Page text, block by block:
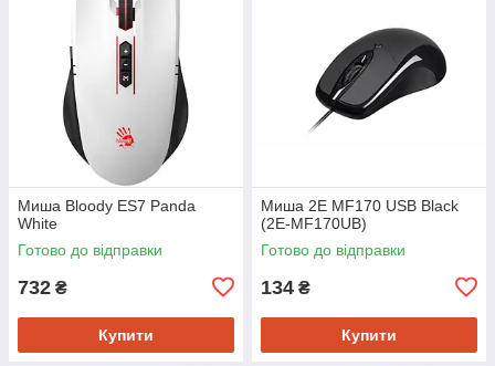
Миша Bloody ES7 Panda
White
Готово до відправки
732 ₴
Купити
Миша 2E MF170 USB Black
(2E-MF170UB)
Готово до відправки
134 ₴
Купити